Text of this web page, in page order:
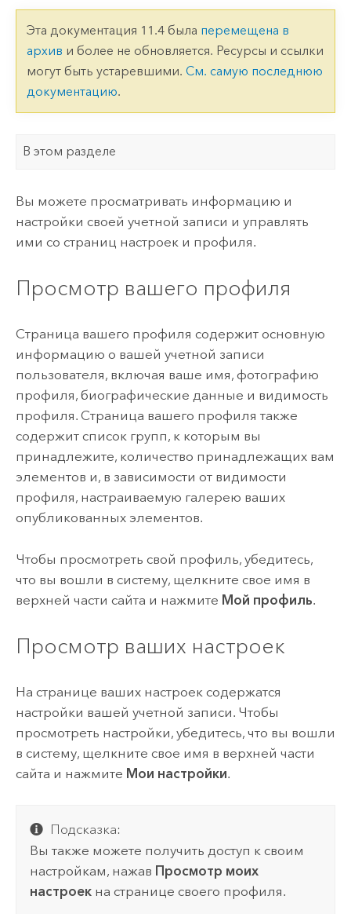
Эта документация 11.4 была перемещена в
архив и более не обновляется. Ресурсы и ссылки
могут быть устаревшими. См. самую последнюю
документацию.
В этом разделе
Вы можете просматривать информацию и
настройки своей учетной записи и управлять
ими со страниц настроек и профиля.
Просмотр вашего профиля
Страница вашего профиля содержит основную
информацию о вашей учетной записи
пользователя, включая ваше имя, фотографию
профиля, биографические данные и видимость
профиля. Страница вашего профиля также
содержит список групп, к которым вы
принадлежите, количество принадлежащих вам
элементов и, в зависимости от видимости
профиля, настраиваемую галерею ваших
опубликованных элементов.
Чтобы просмотреть свой профиль, убедитесь,
что вы вошли в систему, щелкните свое имя в
верхней части сайта и нажмите Мой профиль.
Просмотр ваших настроек
На странице ваших настроек содержатся
настройки вашей учетной записи. Чтобы
просмотреть настройки, убедитесь, что вы вошли
в систему, щелкните свое имя в верхней части
сайта и нажмите Мои настройки.
Подсказка:
Вы также можете получить доступ к своим
настройкам, нажав Просмотр моих
настроек на странице своего профиля.